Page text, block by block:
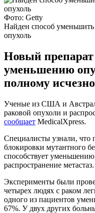
Фото: Getty
Найден способ
опухоль
Новый препарат
уменьшению
полному
Ученые из США и
раковой опухоли и
сообщает MedicalXpress.
Специалисты узнали, что
блокировки мутантного
способствует
распространение метастаз.
Эксперименты были
четырех людях с раком
одного из пациентов
67%. У двух других